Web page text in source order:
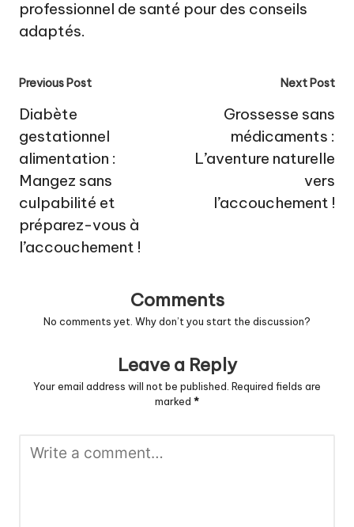
professionnel de santé pour des conseils
adaptés.
Post
navigation
Previous Post
Diabète
gestationnel
alimentation :
Mangez sans
culpabilité et
préparez-vous à
l’accouchement !
Next Post
Grossesse sans
médicaments :
L’aventure naturelle
vers
l’accouchement !
Comments
No comments yet. Why don’t you start the discussion?
Leave a Reply
Your email address will not be published. Required fields are
marked *